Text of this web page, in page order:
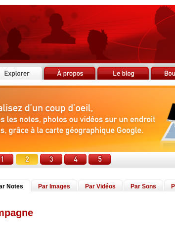
Notes Par Images Par Vidéos Par Sons